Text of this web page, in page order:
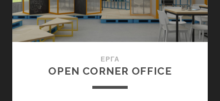
ΈΡΓΑ
OPEN CORNER OFFICE